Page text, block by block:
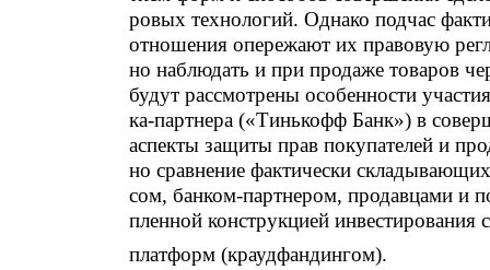
ровых технологий. Однако подчас
отношения опережают их правовую
но наблюдать и при продаже товаров
будут рассмотрены особенности
ка-партнера («Тинькофф Банк») в
аспекты защиты прав покупателей и
но сравнение фактически
сом, банком-партнером, продавцами и
пленной конструкцией
платформ (краудфандингом).